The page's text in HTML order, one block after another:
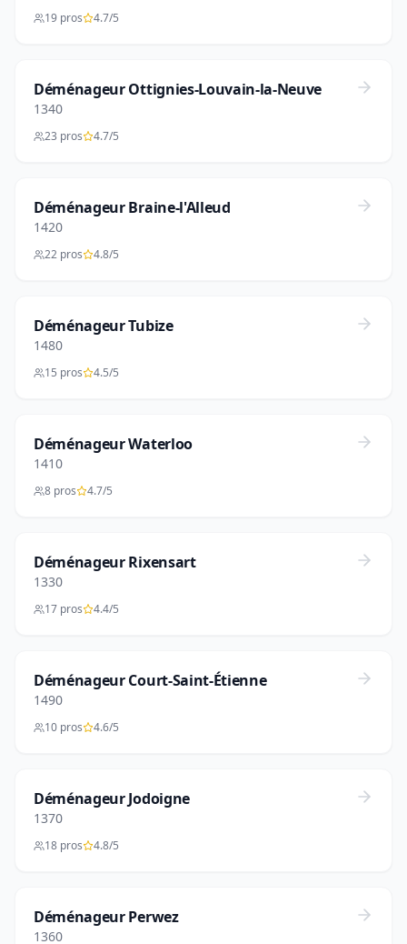
19 pros 4.7/5
Déménageur Ottignies-Louvain-la-Neuve
1340
23 pros 4.7/5
Déménageur Braine-l'Alleud
1420
22 pros 4.8/5
Déménageur Tubize
1480
15 pros 4.5/5
Déménageur Waterloo
1410
8 pros 4.7/5
Déménageur Rixensart
1330
17 pros 4.4/5
Déménageur Court-Saint-Étienne
1490
10 pros 4.6/5
Déménageur Jodoigne
1370
18 pros 4.8/5
Déménageur Perwez
1360